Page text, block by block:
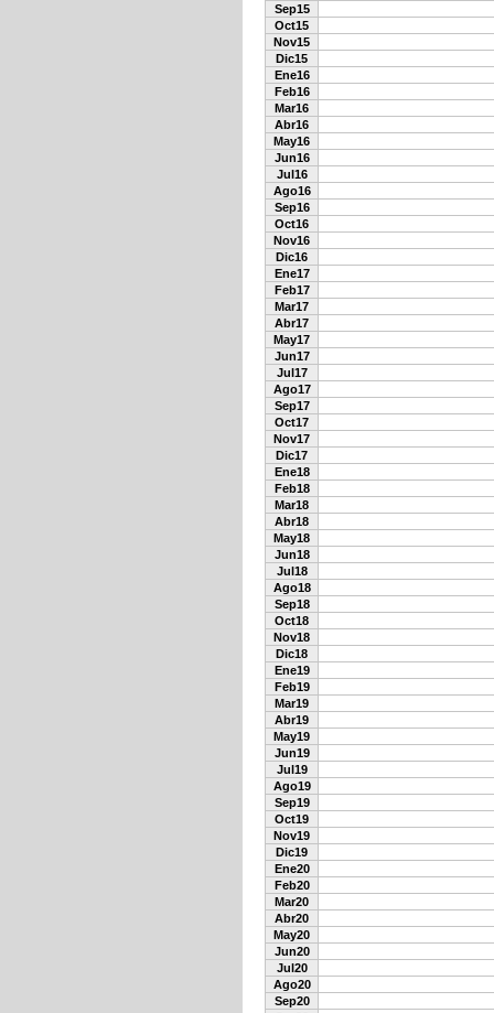
Sep15
Oct15
Nov15
Dic15
Ene16
Feb16
Mar16
Abr16
May16
Jun16
Jul16
Ago16
Sep16
Oct16
Nov16
Dic16
Ene17
Feb17
Mar17
Abr17
May17
Jun17
Jul17
Ago17
Sep17
Oct17
Nov17
Dic17
Ene18
Feb18
Mar18
Abr18
May18
Jun18
Jul18
Ago18
Sep18
Oct18
Nov18
Dic18
Ene19
Feb19
Mar19
Abr19
May19
Jun19
Jul19
Ago19
Sep19
Oct19
Nov19
Dic19
Ene20
Feb20
Mar20
Abr20
May20
Jun20
Jul20
Ago20
Sep20